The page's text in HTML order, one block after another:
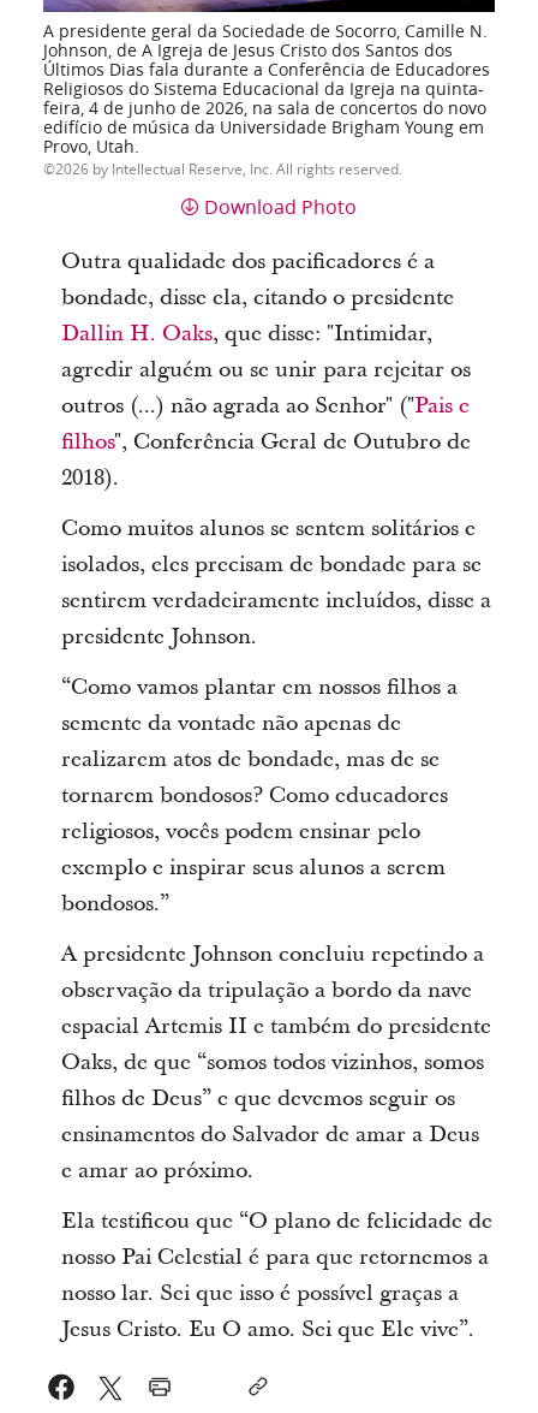
A presidente geral da Sociedade de Socorro, Camille N.
Johnson, de A Igreja de Jesus Cristo dos Santos dos
Últimos Dias fala durante a Conferência de Educadores
Religiosos do Sistema Educacional da Igreja na quinta-
feira, 4 de junho de 2026, na sala de concertos do novo
edifício de música da Universidade Brigham Young em
Provo, Utah.
2026 by Intellectual Reserve, Inc. All rights reserved.
Download Photo
Outra qualidade dos pacificadores é a
bondade, disse ela, citando o presidente
Dallin H. Oaks, que disse: "Intimidar,
agredir alguém ou se unir para rejeitar os
outros (...) não agrada ao Senhor" ("Pais e
filhos", Conferência Geral de Outubro de
2018).
Como muitos alunos se sentem solitários e
isolados, eles precisam de bondade para se
sentirem verdadeiramente incluídos, disse a
presidente Johnson.
“Como vamos plantar em nossos filhos a
semente da vontade não apenas de
realizarem atos de bondade, mas de se
tornarem bondosos? Como educadores
religiosos, vocês podem ensinar pelo
exemplo e inspirar seus alunos a serem
bondosos.”
A presidente Johnson concluiu repetindo a
observação da tripulação a bordo da nave
espacial Artemis II e também do presidente
Oaks, de que “somos todos vizinhos, somos
filhos de Deus” e que devemos seguir os
ensinamentos do Salvador de amar a Deus
e amar ao próximo.
Ela testificou que “O plano de felicidade de
nosso Pai Celestial é para que retornemos a
nosso lar. Sei que isso é possível graças a
Jesus Cristo. Eu O amo. Sei que Ele vive”.